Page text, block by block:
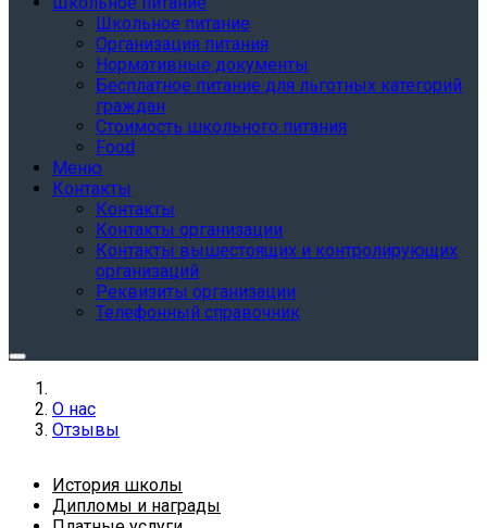
Школьное питание
Организация питания
Нормативные документы
Бесплатное питание для льготных категорий
граждан
Стоимость школьного питания
Food
Меню
Контакты
Контакты
Контакты организации
Контакты вышестоящих и контролирующих
организаций
Реквизиты организации
Телефонный справочник
О нас
Отзывы
История школы
Дипломы и награды